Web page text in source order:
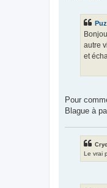
autre
et
Pour
Blague à
Le vrai